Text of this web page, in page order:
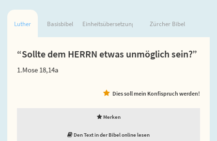
Luther Basisbibel Einheitsübersetzung Zürcher Bibel
“Sollte dem HERRN etwas unmöglich sein?”
1.Mose 18,14a
Dies soll mein Konfispruch werden!
Merken
Den Text in der Bibel online lesen